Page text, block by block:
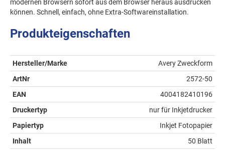
modernen Browsern sofort aus dem Browser heraus ausdrucken
können. Schnell, einfach, ohne Extra-Softwareinstallation.
Produkteigenschaften
Hersteller/Marke
Avery Zweckform
ArtNr
2572-50
EAN
4004182410196
Druckertyp
nur für Inkjetdrucker
Papiertyp
Inkjet Fotopapier
Inhalt
50 Blatt